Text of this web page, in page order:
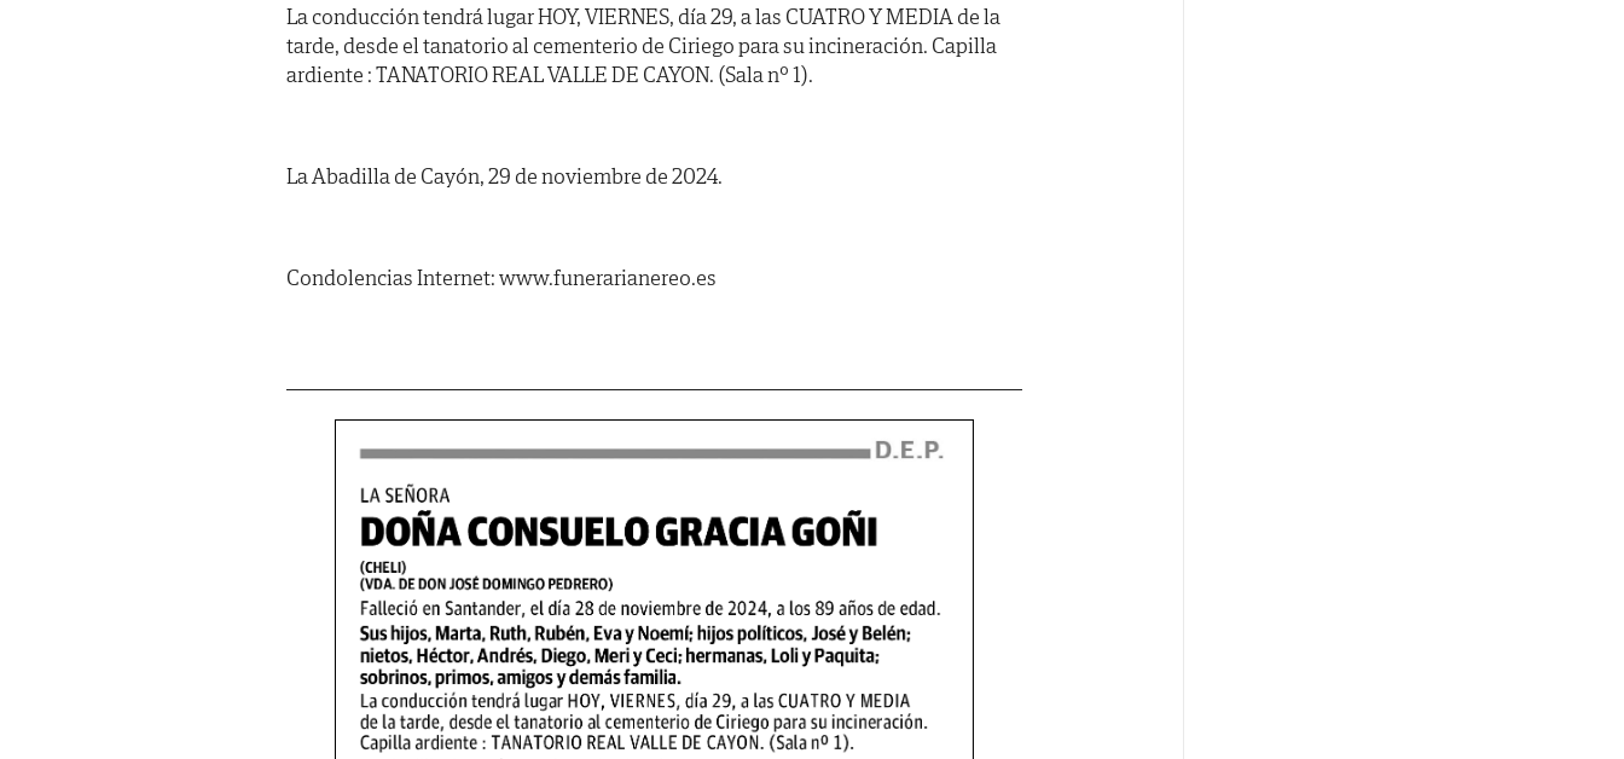
La conducción tendrá lugar HOY, VIERNES, día 29, a las CUATRO Y MEDIA de la
tarde, desde el tanatorio al cementerio de Ciriego para su incineración. Capilla
ardiente : TANATORIO REAL VALLE DE CAYON. (Sala nº 1).
La Abadilla de Cayón, 29 de noviembre de 2024.
Condolencias Internet: www.funerarianereo.es